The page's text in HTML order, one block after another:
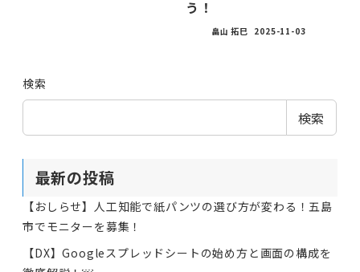
う！
畠山 拓巳 2025-11-03
検索
検索
最新の投稿
【おしらせ】人工知能で紙パンツの選び方が変わる！五島
市でモニターを募集！
【DX】Googleスプレッドシートの始め方と画面の構成を